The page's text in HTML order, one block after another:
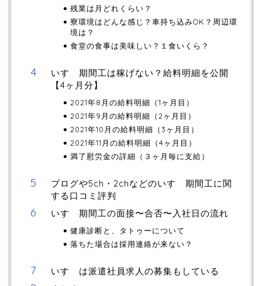
残業は月どれくらい？
寮環境はどんな感じ？車持ち込みOK？周辺環
境は？
食堂の食事は美味しい？１食いくら？
いすゞ期間工は稼げない？給料明細を公開
【4ヶ月分】
2021年8月の給料明細（1ヶ月目）
2021年9月の給料明細（2ヶ月目）
2021年10月の給料明細（3ヶ月目）
2021年11月の給料明細（4ヶ月目）
満了慰労金の詳細（３ヶ月毎に支給）
ブログや5ch・2chなどのいすゞ期間工に関
する口コミ評判
いすゞ期間工の面接〜合否〜入社日の流れ
健康診断と、タトゥーについて
落ちた場合は採用連絡が来ない？
いすゞは派遣社員求人の募集もしている